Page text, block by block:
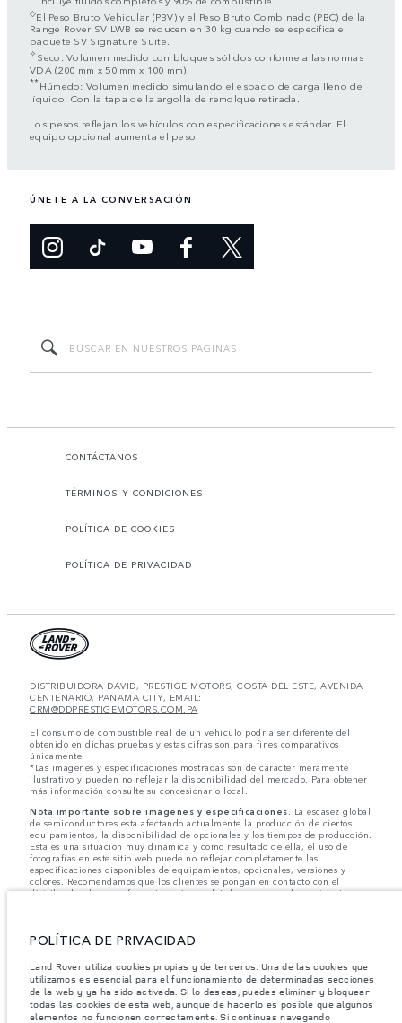
◇El Peso Bruto Vehicular (PBV) y el Peso Bruto Combinado (PBC) de la
Range Rover SV LWB se reducen en 30 kg cuando se especifica el
paquete SV Signature Suite.
✧Seco: Volumen medido con bloques sólidos conforme a las normas
VDA (200 mm x 50 mm x 100 mm).
**Húmedo: Volumen medido simulando el espacio de carga lleno de
líquido. Con la tapa de la argolla de remolque retirada.
Los pesos reflejan los vehículos con especificaciones estándar. El
equipo opcional aumenta el peso.
ÚNETE A LA CONVERSACIÓN
CONTÁCTANOS
TÉRMINOS Y CONDICIONES
POLÍTICA DE COOKIES
POLÍTICA DE PRIVACIDAD
DISTRIBUIDORA DAVID, PRESTIGE MOTORS, COSTA DEL ESTE, AVENIDA
CENTENARIO, PANAMA CITY, EMAIL:
CRM@DDPRESTIGEMOTORS.COM.PA
El consumo de combustible real de un vehículo podría ser diferente del
obtenido en dichas pruebas y estas cifras son para fines comparativos
únicamente.
*Las imágenes y especificaciones mostradas son de carácter meramente
ilustrativo y pueden no reflejar la disponibilidad del mercado. Para obtener
más información consulte su concesionario local.
Nota importante sobre imágenes y especificaciones. La escasez global
de semiconductores está afectando actualmente la producción de ciertos
equipamientos, la disponibilidad de opcionales y los tiempos de producción.
Esta es una situación muy dinámica y como resultado de ella, el uso de
fotografías en este sitio web puede no reflejar completamente las
especificaciones disponibles de equipamientos, opcionales, versiones y
colores. Recomendamos que los clientes se pongan en contacto con el
distribuidor de su preferencia, quien podrá dar a conocer las restricciones
Jaguar Land Rover Limited busca constantemente nuevas formas de mejorar
accesorios, por lo que se producen modificaciones de forma continua y sin
previo aviso. Según el modelo, algunas funciones serán opcionales o
vendrán incluidas de serie. La información, las especificaciones, los motores
y los colores que aparecen en esta página web se basan en las
especificaciones europeas. Estos pueden variar en función del mercado y
POLÍTICA DE PRIVACIDAD
Land Rover utiliza cookies propias y de terceros. Una de las cookies que
utilizamos es esencial para el funcionamiento de determinadas secciones
de la web y ya ha sido activada. Si lo deseas, puedes eliminar y bloquear
todas las cookies de esta web, aunque de hacerlo es posible que algunos
elementos no funcionen correctamente. Si continuas navegando